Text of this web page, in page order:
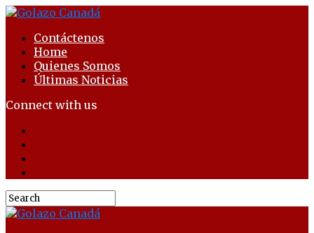
Contáctenos
Home
Quienes Somos
Últimas Noticias
Connect with us